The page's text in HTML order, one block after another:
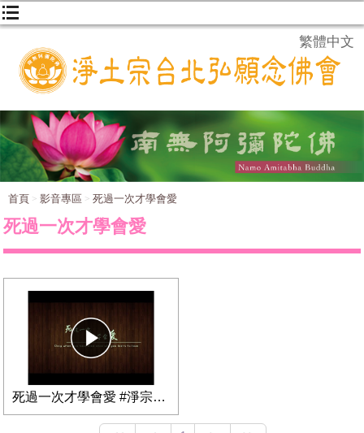
繁體中文
首頁 影音專區 死過一次才學會愛
死過一次才學會愛
死過一次才學會愛 #淨宗法師